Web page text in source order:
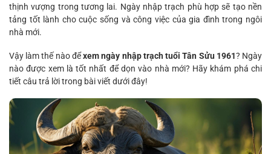
thịnh vượng trong tương lai. Ngày nhập trạch phù hợp sẽ tạo nền
tảng tốt lành cho cuộc sống và công việc của gia đình trong ngôi
nhà mới.
Vậy làm thế nào đểxem ngày nhập trạch tuổi Tân Sửu 1961? Ngày
nào được xem là tốt nhất để dọn vào nhà mới? Hãy khám phá chi
tiết câu trả lời trong bài viết dưới đây!